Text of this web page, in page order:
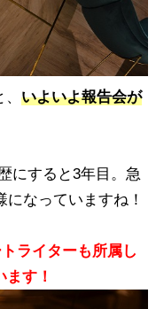
いよいよ報告会が
にすると3年目。急
なっていますね！
ライターも所属し
す！